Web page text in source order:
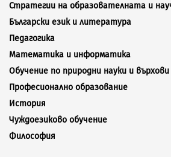
Стратегии на образователната и
Български език и литература
Педагогика
Математика и информатика
Обучение по природни науки и
Професионално образование
История
Чуждоезиково обучение
Философия